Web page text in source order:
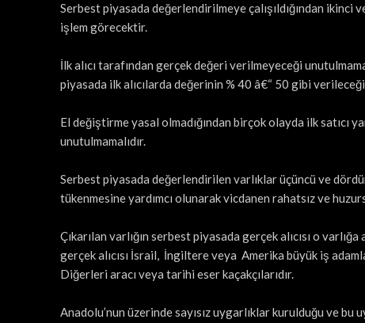
Serbest piyasada değerlendirilmeye çalışıldığından ikinci
işlem görecektir.
İlk alıcı tarafından gerçek değeri verilmeyeceği
piyasada ilk alıcılarda değerinin % 40 â€“ 50 gibi
El değiştirme yasal olmadığından birçok olayda ilk satıcı
unutulmamalıdır.
Serbest piyasada değerlendirilen varlıklar üçüncü ve
tükenmesine yardımcı olunarak vicdanen rahatsız ve
Çıkarılan varlığın serbest piyasada gerçek alıcısı o
gerçek alıcısı İsrail, İngiltere veya Amerika büyük iş
Diğerleri aracı veya tarihi eser kaçakçılarıdır.
Anadolu’nun üzerinde sayısız uygarlıklar kurulduğu ve